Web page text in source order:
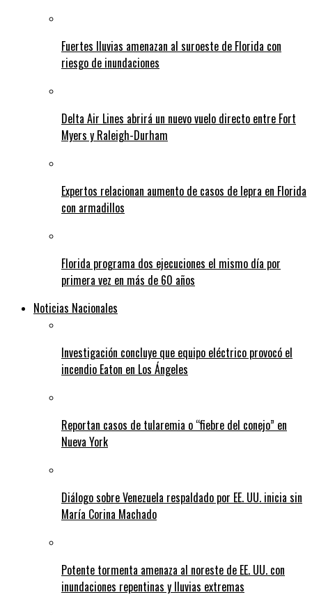
Fuertes lluvias amenazan al suroeste de Florida con
riesgo de inundaciones
Delta Air Lines abrirá un nuevo vuelo directo entre Fort
Myers y Raleigh-Durham
Expertos relacionan aumento de casos de lepra en Florida
con armadillos
Florida programa dos ejecuciones el mismo día por
primera vez en más de 60 años
Noticias Nacionales
Investigación concluye que equipo eléctrico provocó el
incendio Eaton en Los Ángeles
Reportan casos de tularemia o “fiebre del conejo” en
Nueva York
Diálogo sobre Venezuela respaldado por EE. UU. inicia sin
María Corina Machado
Potente tormenta amenaza al noreste de EE. UU. con
inundaciones repentinas y lluvias extremas